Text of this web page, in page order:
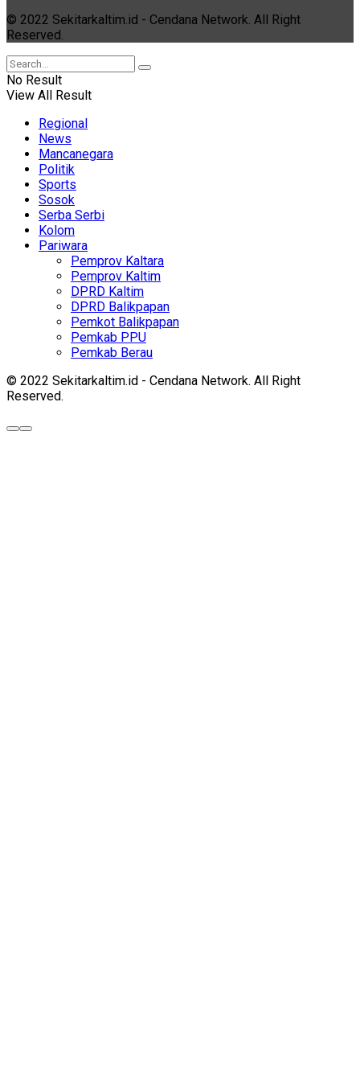
© 2022 Sekitarkaltim.id - Cendana Network. All Right
Reserved.
No Result
View All Result
Regional
News
Mancanegara
Politik
Sports
Sosok
Serba Serbi
Kolom
Pariwara
Pemprov Kaltara
Pemprov Kaltim
DPRD Kaltim
DPRD Balikpapan
Pemkot Balikpapan
Pemkab PPU
Pemkab Berau
© 2022 Sekitarkaltim.id - Cendana Network. All Right
Reserved.